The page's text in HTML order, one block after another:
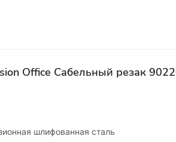
Office Сабельный резак
шлифованная сталь